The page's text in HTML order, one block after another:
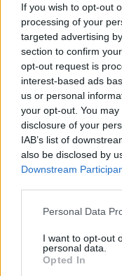
If you wish to opt-out
processing of your
targeted advertising
section to confirm
opt-out request is
interest-based ads
us or personal
your opt-out. You
disclosure of your
IAB’s list of
also be disclosed by
Downstream
Personal Data
I want to opt-out
personal data.
Opted In
σταματήσουν την
τυχερά παιχνίδια
νομικές
πολύ δημοφιλής
ιντερνετικα
παιχνιδιές καζίνο.
καζινο χωρις
μπονους χωρις
μπόνους και το
μια λίστα με τα
Καλυτερα
συναρπαστική, κάντε
και επιλέξτε την
νίκη που έχουμε πάρει
με κατά μέσο όρο
ανταμείβεται, η online
από οπουδήποτε στον